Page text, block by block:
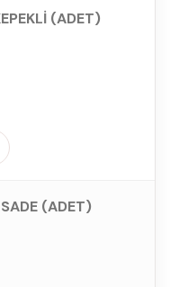
(ADET)
(ADET)